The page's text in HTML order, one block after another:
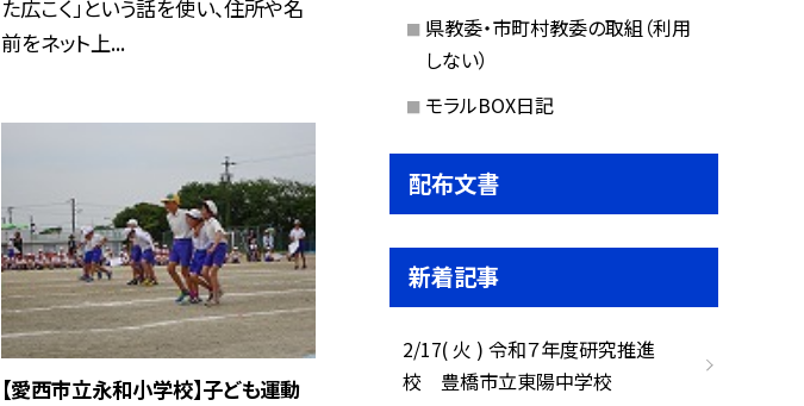
た広こく」という話を使い、住所や名
前をネット上...
【愛西市立永和小学校】子ども運動
県教委・市町村教委の取組（利用
しない）
モラルBOX日記
配布文書
新着記事
2/17( 火 ) 令和７年度研究推進
校 豊橋市立東陽中学校